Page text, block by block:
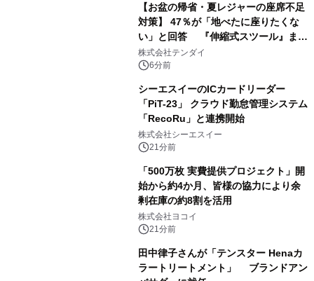
【お盆の帰省・夏レジャーの座席不足
対策】 47％が「地べたに座りたくな
い」と回答 『伸縮式スツール』まと
め買いキャンペーンを8/6開始
株式会社テンダイ
6分前
シーエスイーのICカードリーダー
「PiT-23」 クラウド勤怠管理システム
「RecoRu」と連携開始
株式会社シーエスイー
21分前
「500万枚 実費提供プロジェクト」開
始から約4か月、皆様の協力により余
剰在庫の約8割を活用
株式会社ヨコイ
21分前
田中律子さんが「テンスター Henaカ
ラートリートメント」 ブランドアン